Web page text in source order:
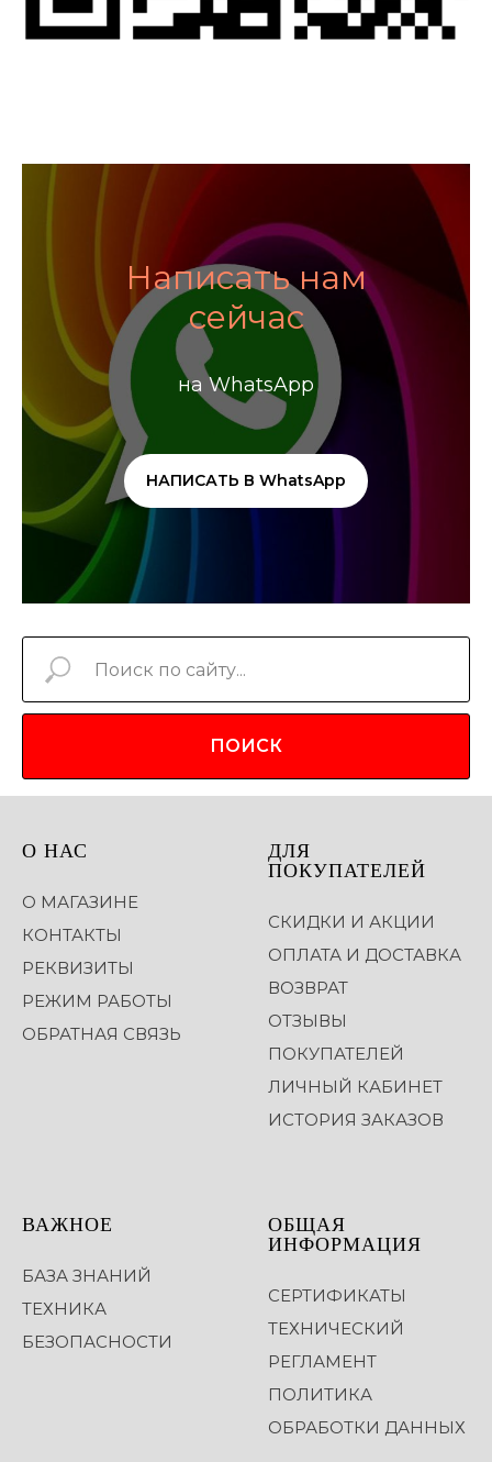
Написать нам
сейчас
на WhatsApp
НАПИСАТЬ В WhatsApp
ПОИСК
О НАС
О МАГАЗИНЕ
КОНТАКТЫ
РЕКВИЗИТЫ
РЕЖИМ РАБОТЫ
ОБРАТНАЯ СВЯЗЬ
ДЛЯ
ПОКУПАТЕЛЕЙ
СКИДКИ И АКЦИИ
ОПЛАТА И ДОСТАВКА
ВОЗВРАТ
ОТЗЫВЫ
ПОКУПАТЕЛЕЙ
ЛИЧНЫЙ КАБИНЕТ
ИСТОРИЯ ЗАКАЗОВ
ВАЖНОЕ
БАЗА ЗНАНИЙ
ТЕХНИКА
БЕЗОПАСНОСТИ
ОБЩАЯ
ИНФОРМАЦИЯ
СЕРТИФИКАТЫ
ТЕХНИЧЕСКИЙ
РЕГЛАМЕНТ
ПОЛИТИКА
ОБРАБОТКИ ДАННЫХ